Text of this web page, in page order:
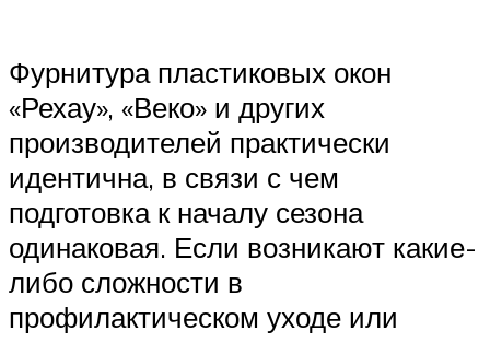
Фурнитура пластиковых окон
«Рехау», «Веко» и других
производителей практически
идентична, в связи с чем
подготовка к началу сезона
одинаковая. Если возникают какие-
либо сложности в
профилактическом уходе или